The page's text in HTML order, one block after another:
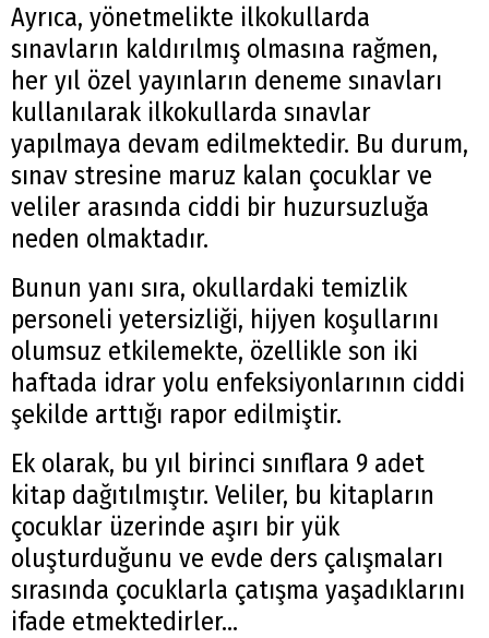
Ayrıca, yönetmelikte ilkokullarda
sınavların kaldırılmış olmasına rağmen,
her yıl özel yayınların deneme sınavları
kullanılarak ilkokullarda sınavlar
yapılmaya devam edilmektedir. Bu durum,
sınav stresine maruz kalan çocuklar ve
veliler arasında ciddi bir huzursuzluğa
neden olmaktadır.
Bunun yanı sıra, okullardaki temizlik
personeli yetersizliği, hijyen koşullarını
olumsuz etkilemekte, özellikle son iki
haftada idrar yolu enfeksiyonlarının ciddi
şekilde arttığı rapor edilmiştir.
Ek olarak, bu yıl birinci sınıflara 9 adet
kitap dağıtılmıştır. Veliler, bu kitapların
çocuklar üzerinde aşırı bir yük
oluşturduğunu ve evde ders çalışmaları
sırasında çocuklarla çatışma yaşadıklarını
ifade etmektedirler...